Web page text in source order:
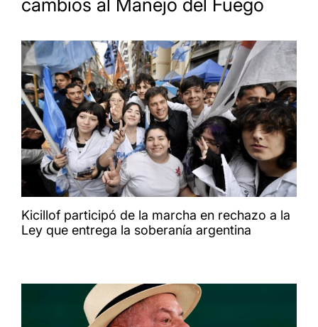
cambios al Manejo del Fuego
Kicillof participó de la marcha en rechazo a la
Ley que entrega la soberanía argentina